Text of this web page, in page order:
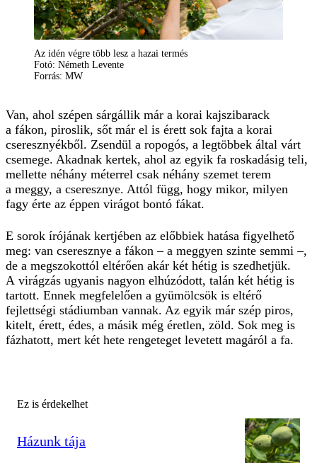
Az idén végre több lesz a hazai termés
Fotó: Németh Levente
Forrás: MW
Van, ahol szépen sárgállik már a korai kajszibarack
a fákon, piroslik, sőt már el is érett sok fajta a korai
cseresznyékből. Zsendül a ropogós, a legtöbbek által várt
csemege. Akadnak kertek, ahol az egyik fa roskadásig teli,
mellette néhány méterrel csak néhány szemet terem
a meggy, a cseresznye. Attól függ, hogy mikor, milyen
fagy érte az éppen virágot bontó fákat.
E sorok írójának kertjében az előbbiek hatása figyelhető
meg: van cseresznye a fákon – a meggyen szinte semmi –,
de a megszokottól eltérően akár két hétig is szedhetjük.
A virágzás ugyanis nagyon elhúzódott, talán két hétig is
tartott. Ennek megfelelően a gyümölcsök is eltérő
fejlettségi stádiumban vannak. Az egyik már szép piros,
kitelt, érett, édes, a másik még éretlen, zöld. Sok meg is
fázhatott, mert két hete rengeteget levetett magáról a fa.
Ez is érdekelhet
Házunk tája